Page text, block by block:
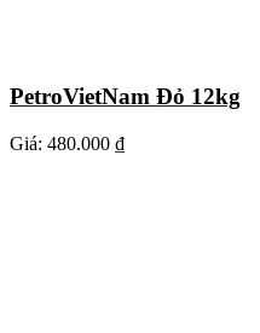
PetroVietNam Đỏ 12kg
Giá: 480.000 ₫